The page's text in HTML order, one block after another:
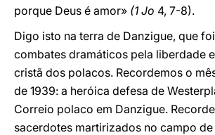
porque Deus é amor» (1 Jo 4, 7-8).
Digo isto na terra de Danzigue, que
combates dramáticos pela liberdade
cristã dos polacos. Recordemos o
de 1939: a heróica defesa de
Correio polaco em Danzigue.
sacerdotes martirizados no campo